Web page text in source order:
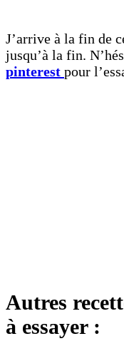
J’arrive à la fin de
jusqu’à la fin.
pinterest pour
Autres
à essayer :